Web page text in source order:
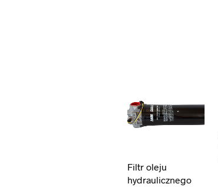
Filtr oleju
hydraulicznego